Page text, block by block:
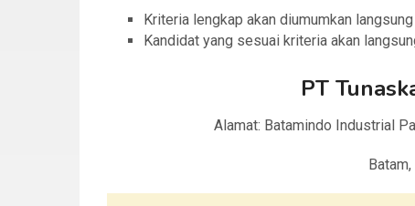
Kriteria lengkap akan diumumkan
Kandidat yang sesuai kriteria akan
PT
Alamat: Batamindo Industrial